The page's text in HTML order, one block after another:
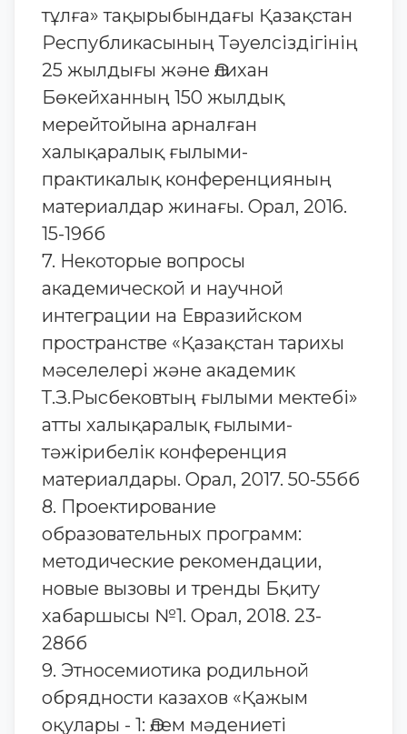
тұлға» тақырыбындағы Қазақстан
Республикасының Тәуелсіздігінің
25 жылдығы және Әлихан
Бөкейханның 150 жылдық
мерейтойына арналған
халықаралық ғылыми-
практикалық конференцияның
материалдар жинағы. Орал, 2016.
15-19бб
7. Некоторые вопросы
академической и научной
интеграции на Евразийском
пространстве «Қазақстан тарихы
мәселелері және академик
Т.З.Рысбековтың ғылыми мектебі»
атты халықаралық ғылыми-
тәжірибелік конференция
материалдары. Орал, 2017. 50-55бб
8. Проектирование
образовательных программ:
методические рекомендации,
новые вызовы и тренды Бқиту
хабаршысы №1. Орал, 2018. 23-
28бб
9. Этносемиотика родильной
обрядности казахов «Қажым
оқулары - 1: Әлем мәдениеті